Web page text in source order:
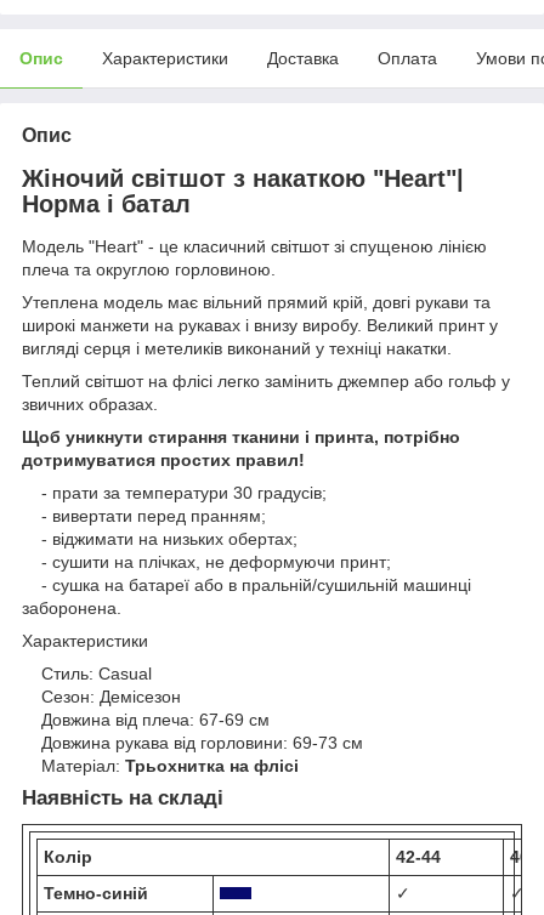
Опис Характеристики Доставка Оплата Умови
Опис
Жіночий світшот з накаткою "Heart"|
Норма і батал
Модель "Heart" - це класичний світшот зі спущеною лінією
плеча та округлою горловиною.
Утеплена модель має вільний прямий крій, довгі рукави та
широкі манжети на рукавах і внизу виробу. Великий принт у
вигляді серця і метеликів виконаний у техніці накатки.
Теплий світшот на флісі легко замінить джемпер або гольф у
звичних образах.
Щоб уникнути стирання тканини і принта, потрібно
дотримуватися простих правил!
- прати за температури 30 градусів;
- вивертати перед пранням;
- віджимати на низьких обертах;
- сушити на плічках, не деформуючи принт;
- сушка на батареї або в пральній/сушильній машинці
заборонена.
Характеристики
Стиль: Casual
Сезон: Демісезон
Довжина від плеча: 67-69 см
Довжина рукава від горловини: 69-73 см
Матеріал: Трьохнитка на флісі
Наявність на складі
Колір 42-44
46-
Темно-синій
✓ ✓